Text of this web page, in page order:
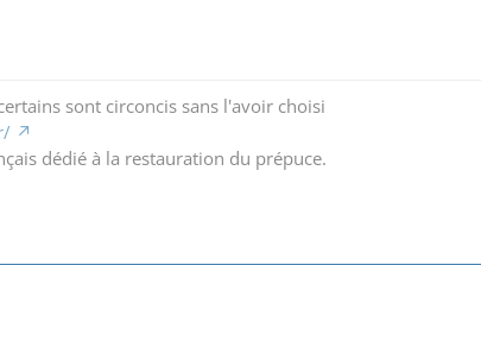
sont circoncis sans l'avoir choisi
dédié à la restauration du prépuce.